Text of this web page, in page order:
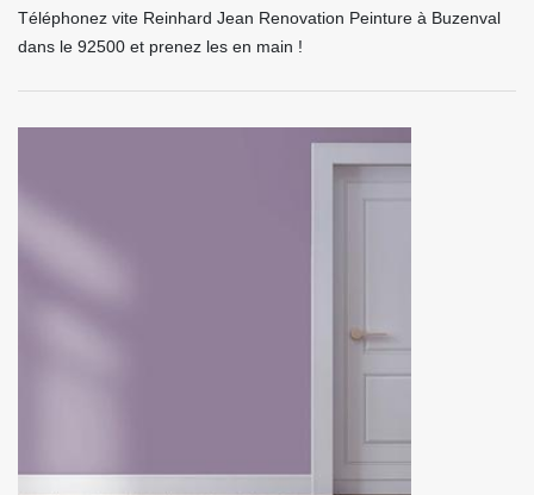
Téléphonez vite Reinhard Jean Renovation Peinture à Buzenval
dans le 92500 et prenez les en main !